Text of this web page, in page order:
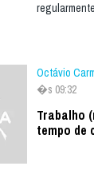
Octávio
�s 09:32
Trabalho
tempo de